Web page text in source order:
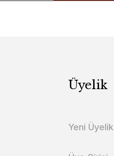
Üyelik
Yeni Üyelik